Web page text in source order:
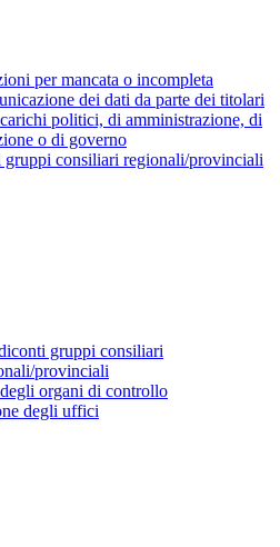
per mancata o incompleta
dei dati da parte dei titolari
politici, di amministrazione, di
o di governo
gruppi consiliari regionali/provinciali
gruppi consiliari
provinciali
organi di controllo
degli uffici